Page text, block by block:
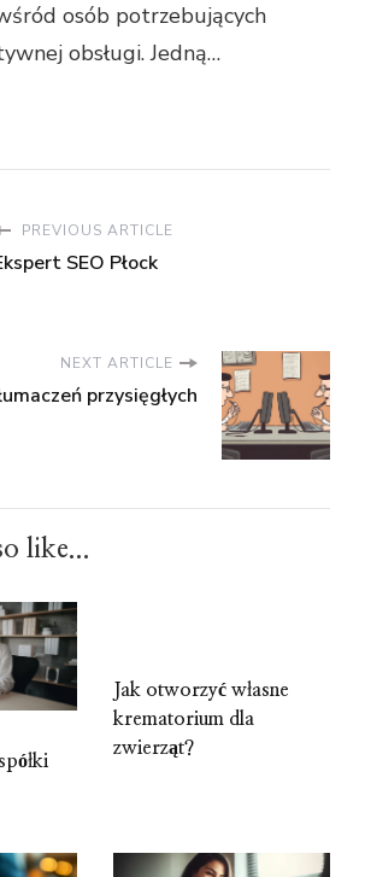
osób potrzebujących
obsługi. Jedną…
PREVIOUS ARTICLE
SEO Płock
NEXT ARTICLE
przysięgłych
like...
Jak otworzyć własne
krematorium dla
zwierząt?